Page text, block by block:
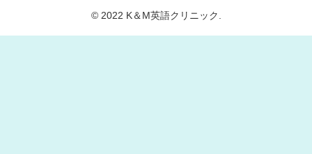
© 2022 K＆M英語クリニック.